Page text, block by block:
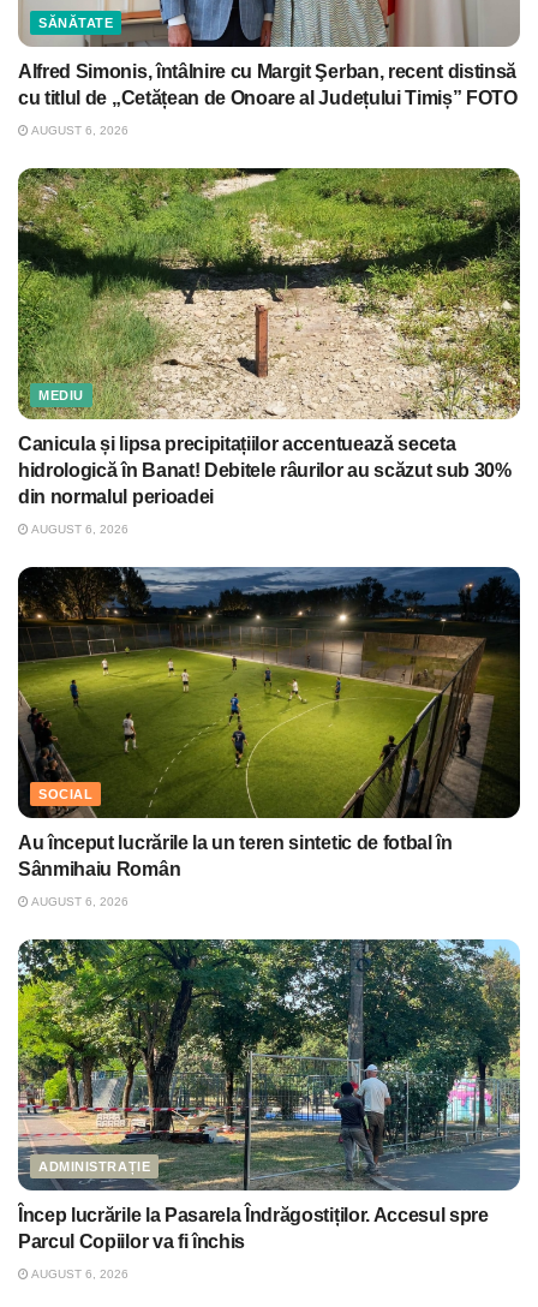
SĂNĂTATE
Alfred Simonis, întâlnire cu Margit Şerban, recent distinsă
cu titlul de „Cetățean de Onoare al Județului Timiș” FOTO
AUGUST 6, 2026
MEDIU
Canicula și lipsa precipitațiilor accentuează seceta
hidrologică în Banat! Debitele râurilor au scăzut sub 30%
din normalul perioadei
AUGUST 6, 2026
SOCIAL
Au început lucrările la un teren sintetic de fotbal în
Sânmihaiu Român
AUGUST 6, 2026
ADMINISTRAȚIE
Încep lucrările la Pasarela Îndrăgostiților. Accesul spre
Parcul Copiilor va fi închis
AUGUST 6, 2026